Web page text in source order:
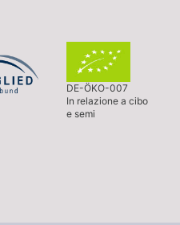
DE-ÖKO-007
In relazione a cibo
e semi